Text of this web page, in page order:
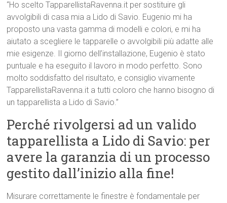
“Ho scelto TapparellistaRavenna.it per sostituire gli
avvolgibili di casa mia a Lido di Savio. Eugenio mi ha
proposto una vasta gamma di modelli e colori, e mi ha
aiutato a scegliere le tapparelle o avvolgibili più adatte alle
mie esigenze. Il giorno dell’installazione, Eugenio è stato
puntuale e ha eseguito il lavoro in modo perfetto. Sono
molto soddisfatto del risultato, e consiglio vivamente
TapparellistaRavenna.it a tutti coloro che hanno bisogno di
un tapparellista a Lido di Savio.”
Perché rivolgersi ad un valido
tapparellista a Lido di Savio: per
avere la garanzia di un processo
gestito dall’inizio alla fine!
Misurare correttamente le finestre è fondamentale per